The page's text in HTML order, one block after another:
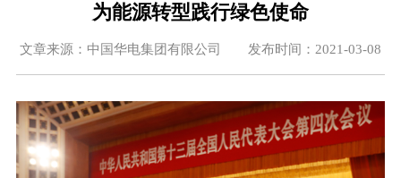
为能源转型践行绿色使命
文章来源：中国华电集团有限公司 发布时间：2021-03-08